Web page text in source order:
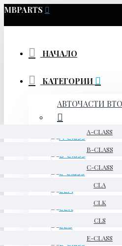
MBPARTS
НАЧАЛО
КАТЕГОРИИ
АВТОЧАСТИ
A-CLASS
B-CLASS
C-CLASS
CLA
CLK
CLS
E-CLASS